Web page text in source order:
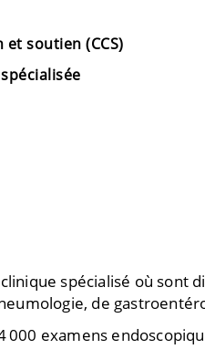
soutien (CCS)
spécialisé où
de
000 examens